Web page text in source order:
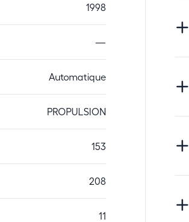
1998
—
Automatique
PROPULSION
153
208
11